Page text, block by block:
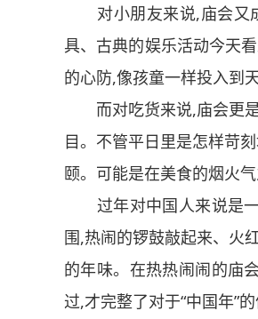
对小朋友来说,庙会又成
具、古典的娱乐活动今天
的心防,像孩童一样投入到
而对吃货来说,庙会更是
目。不管平日里是怎样苛
颐。可能是在美食的烟火
过年对中国人来说是一
围,热闹的锣鼓敲起来、火
的年味。在热热闹闹的庙
过,才完整了对于“中国年”的